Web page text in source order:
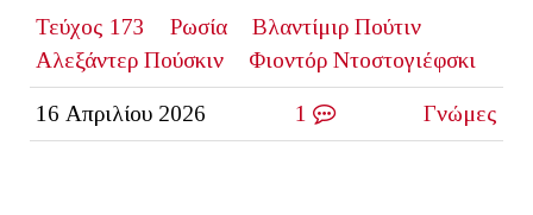
Τεύχος 173
Ρωσία
Βλαντίμιρ Πούτιν
Αλεξάντερ Πούσκιν
Φιοντόρ Ντοστογιέφσκι
16 Απριλίου 2026 1 Γνώμες